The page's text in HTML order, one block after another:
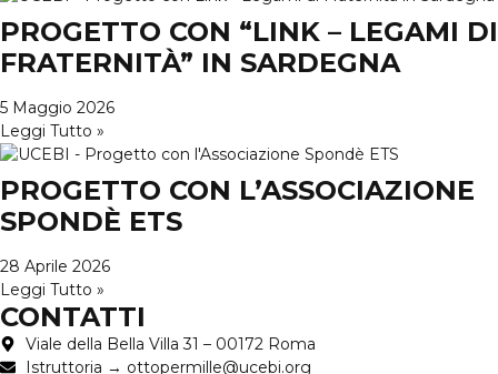
PROGETTO CON “LINK – LEGAMI DI
FRATERNITÀ” IN SARDEGNA
5 Maggio 2026
Leggi Tutto »
PROGETTO CON L’ASSOCIAZIONE
SPONDÈ ETS
28 Aprile 2026
Leggi Tutto »
CONTATTI
Viale della Bella Villa 31 – 00172 Roma
Istruttoria → ottopermille@ucebi.org